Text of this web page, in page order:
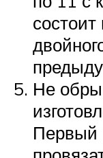
состоит
Не
Первый